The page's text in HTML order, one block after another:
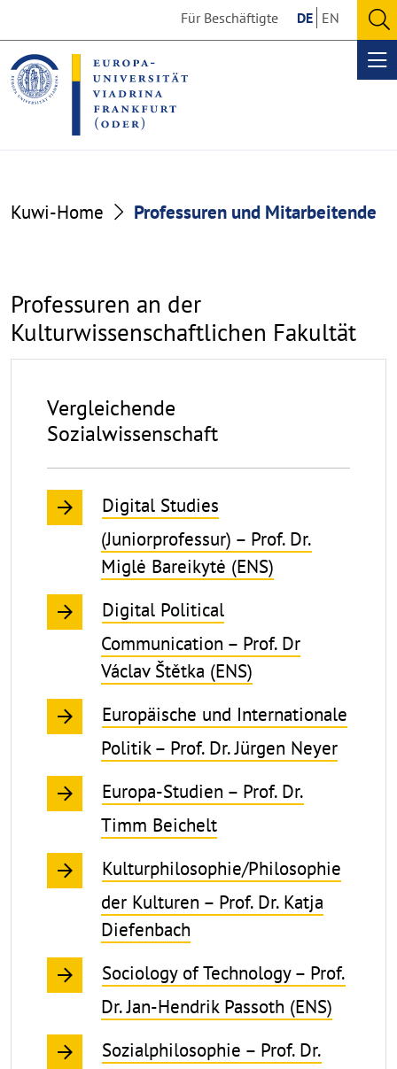
the
content
section
the
footer
section
Für Beschäftigte DE EN
Professuren
Beschäftigte
Kuwi-Home Professuren und Mitarbeitende
Professuren an der
Kulturwissenschaftlichen Fakultät
Vergleichende
Sozialwissenschaft
Digital Studies
(Juniorprofessur) – Prof. Dr.
Miglė Bareikytė (ENS)
Digital Political
Communication – Prof. Dr
Václav Štětka (ENS)
Europäische und Internationale
Politik – Prof. Dr. Jürgen Neyer
Europa-Studien – Prof. Dr.
Timm Beichelt
Kulturphilosophie/Philosophie
der Kulturen – Prof. Dr. Katja
Diefenbach
Sociology of Technology – Prof.
Dr. Jan-Hendrik Passoth (ENS)
Sozialphilosophie – Prof. Dr.